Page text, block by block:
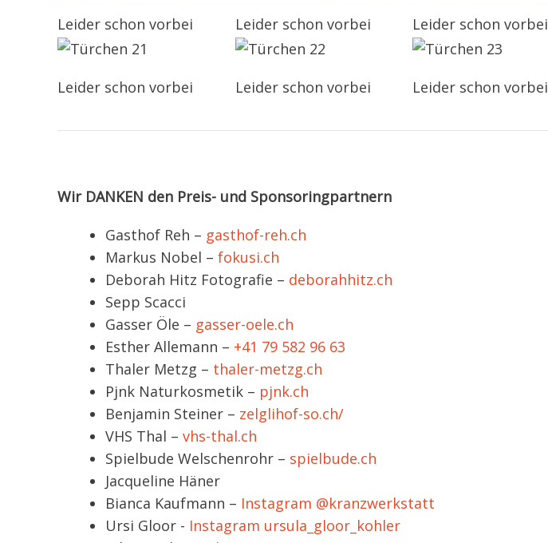
Leider schon vorbei Leider schon vorbei Leider schon vorbei
Leider schon vorbei Leider schon vorbei Leider schon vorbei
Wir DANKEN den Preis- und Sponsoringpartnern
Gasthof Reh – gasthof-reh.ch
Markus Nobel – fokusi.ch
Deborah Hitz Fotografie – deborahhitz.ch
Sepp Scacci
Gasser Öle – gasser-oele.ch
Esther Allemann – +41 79 582 96 63
Thaler Metzg – thaler-metzg.ch
Pjnk Naturkosmetik – pjnk.ch
Benjamin Steiner – zelglihof-so.ch/
VHS Thal – vhs-thal.ch
Spielbude Welschenrohr – spielbude.ch
Jacqueline Häner
Bianca Kaufmann – Instagram @kranzwerkstatt
Ursi Gloor - Instagram ursula_gloor_kohler